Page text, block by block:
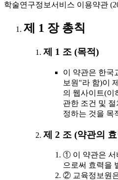
학술연구정보서비스 이용약관
제 1 장 총칙
제 1 조 (목적)
이 약관은 한국
보원"라 함)이
의 웹사이트(이
관한 조건 및
정하는 것을 목
제 2 조 (약관의
① 이 약관은 서
으로써 효력을
② 교육정보원